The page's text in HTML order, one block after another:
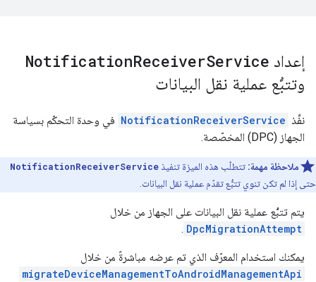
إعداد NotificationReceiverService
وتتبُّع عملية نقل البيانات
نفِّذ NotificationReceiverService في وحدة التحكّم بسياسة
الجهاز (DPC) المخصّصة.
ملاحظة مهمة: تتطلّب هذه الميزة تنفيذ NotificationReceiverService
حتى إذا لم تكن تنوي تتبُّع تقدّم عملية نقل البيانات.
يتم تتبُّع عملية نقل البيانات على الجهاز من خلال
DpcMigrationAttempt
.
يمكنك استخدام المعرّف الذي تم عرضه مباشرةً من خلال
migrateDeviceManagementToAndroidManagementApi